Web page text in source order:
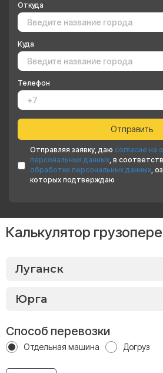
Откуда
Куда
Телефон
Отправляя заявку, даю согласие на
персональных данных, в
обработки персональных данных,
которых подтверждаю
Калькулятор
Способ перевозки
Отдельная машина Догруз